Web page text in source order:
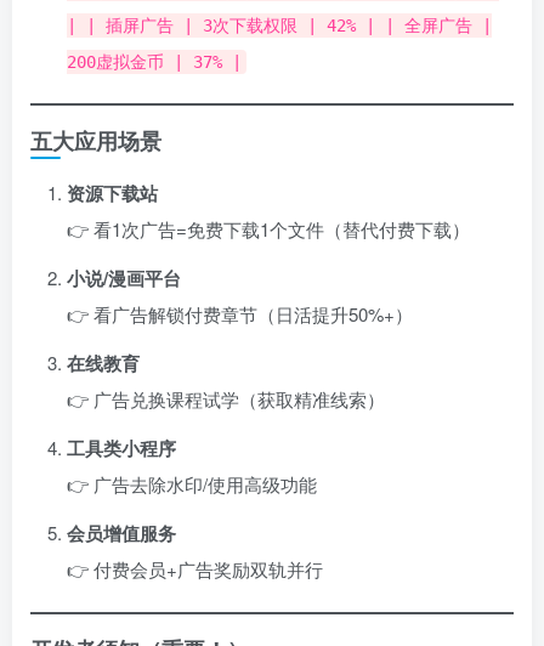
| | 插屏广告 | 3次下载权限 | 42% | | 全屏广告 |
200虚拟金币 | 37% |
五大应用场景
资源下载站
👉 看1次广告=免费下载1个文件（替代付费下载）
小说/漫画平台
👉 看广告解锁付费章节（日活提升50%+）
在线教育
👉 广告兑换课程试学（获取精准线索）
工具类小程序
👉 广告去除水印/使用高级功能
会员增值服务
👉 付费会员+广告奖励双轨并行